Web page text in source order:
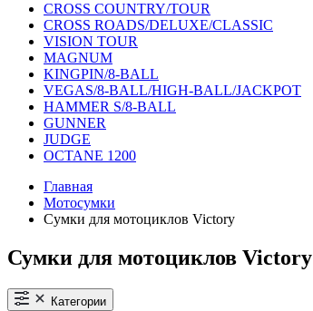
CROSS COUNTRY/TOUR
CROSS ROADS/DELUXE/CLASSIC
VISION TOUR
MAGNUM
KINGPIN/8-BALL
VEGAS/8-BALL/HIGH-BALL/JACKPOT
HAMMER S/8-BALL
GUNNER
JUDGE
OCTANE 1200
Главная
Мотосумки
Сумки для мотоциклов Victory
Сумки для мотоциклов Victory
Категории